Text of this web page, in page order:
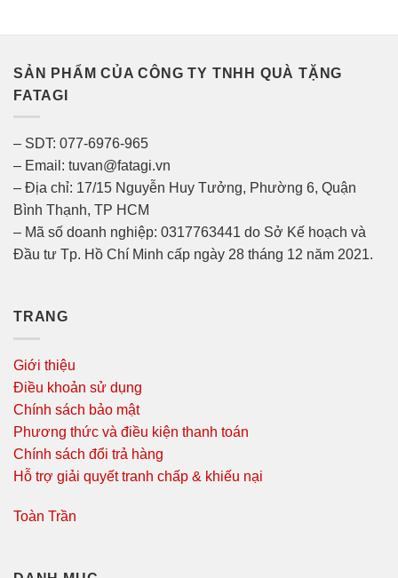
SẢN PHẨM CỦA CÔNG TY TNHH QUÀ TẶNG
FATAGI
– SDT: 077-6976-965
– Email: tuvan@fatagi.vn
– Địa chỉ: 17/15 Nguyễn Huy Tưởng, Phường 6, Quận
Bình Thạnh, TP HCM
– Mã số doanh nghiệp: 0317763441 do Sở Kế hoạch và
Đầu tư Tp. Hồ Chí Minh cấp ngày 28 tháng 12 năm 2021.
TRANG
Giới thiệu
Điều khoản sử dụng
Chính sách bảo mật
Phương thức và điều kiện thanh toán
Chính sách đổi trả hàng
Hỗ trợ giải quyết tranh chấp & khiếu nại
Toàn Trần